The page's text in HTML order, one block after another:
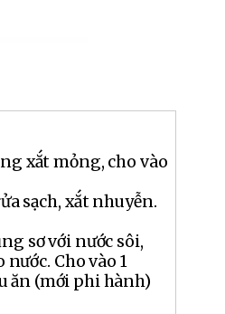
xắt mỏng, cho vào
sạch, xắt nhuyễn.
sơ với nước sôi,
nước. Cho vào 1
ăn (mới phi hành)